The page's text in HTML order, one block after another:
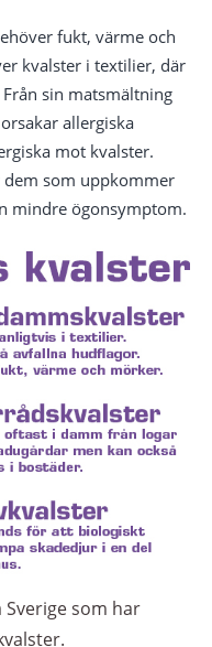
fukt, värme och
kvalster i textilier, där
sin matsmältning
allergiska
mot kvalster.
som uppkommer
mindre ögonsymptom.
som har